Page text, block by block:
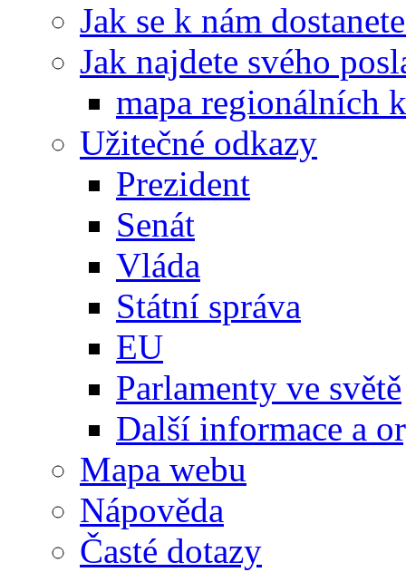
Jak se k nám
Jak najdete svého
mapa regionálních
Užitečné odkazy
Prezident
Senát
Vláda
Státní správa
EU
Parlamenty ve světě
Další informace a
Mapa webu
Nápověda
Časté dotazy